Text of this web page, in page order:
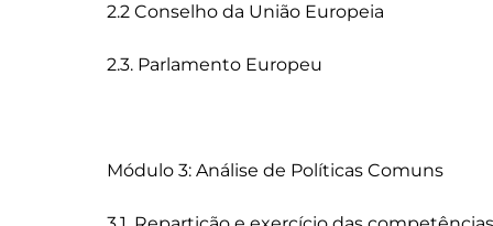
2.2 Conselho da União Europeia
2.3. Parlamento Europeu
Módulo 3: Análise de Políticas Comuns